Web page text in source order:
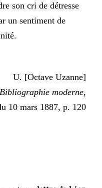
son cri de détresse
un sentiment de
U. [Octave Uzanne]
moderne,
10 mars 1887, p. 120